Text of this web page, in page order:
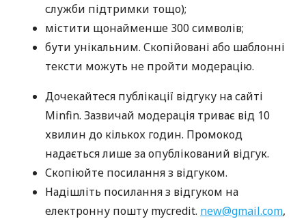
служби підтримки тощо);
містити щонайменше 300 символів;
бути унікальним. Скопійовані або шаблонні
тексти можуть не пройти модерацію.
Дочекайтеся публікації відгуку на сайті
Minfin. Зазвичай модерація триває від 10
хвилин до кількох годин. Промокод
надається лише за опублікований відгук.
Скопіюйте посилання з відгуком.
Надішліть посилання з відгуком на
електронну пошту mycredit. new@gmail.com,